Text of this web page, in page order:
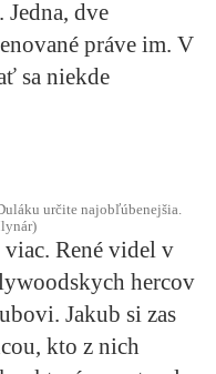
dve
práve im. V
sa niekde
určite najobľúbenejšia.
René videl v
hercov
Jakub si zas
kto z nich